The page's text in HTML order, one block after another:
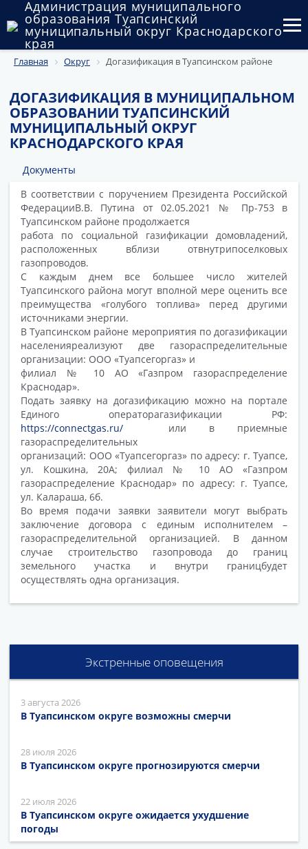
Администрация муниципального
образования Туапсинский
муниципальный округ Краснодарского
края
Округ
Администрация
Муниципальные закупки
Государственный и муниципальный контроль
Публичные слушания и общественные обсуждения
Документы
Главная Округ Догазификация в Туапсинском районе
ДОГАЗИФИКАЦИЯ В МУНИЦИПАЛЬНОМ
ОБРАЗОВАНИИ ТУАПСИНСКИЙ
МУНИЦИПАЛЬНЫЙ ОКРУГ
КРАСНОДАРСКОГО КРАЯ
Документы
В соответствии с поручением Президента Российской
ФедерацииВ.В. Путина от 02.05.2021 № Пр-753 в
Туапсинском районе продолжается
работа по социальной газификации домовладений,
расположенных вблизи отвнутрипоселковых
газопроводов.
С каждым днем все большее число жителей
Туапсинского района могут вполной мере оценить все
преимущества «голубого топлива» перед другими
источниками энергии.
В Туапсинском районе мероприятия по догазификации
населенияреализуют две газораспределительные
организации: ООО «Туапсегоргаз» и
филиал № 10 АО «Газпром газораспределение
Краснодар».
Подать заявку на догазификацию можно на портале
Единого операторагазификации РФ:
https://connectgas.ru/ или в приемные
газораспределительных
организаций: ООО «Туапсегоргаз» по адресу: г. Туапсе,
ул. Кошкина, 20А; филиал № 10 АО «Газпром
газораспределение Краснодар» по адресу: г. Туапсе,
ул. Калараша, 6б.
Во время подачи заявки заявители могут выбрать
заключение договора с единым исполнителем –
газораспределительной организацией. В данном
случае строительство газопровода до границ
земельного участка и внутри границбудет
осуществлять одна организация.
Экстренные оповещения
3 августа 2026
В Туапсинском округе возможны смерчи
28 июля 2026
В Туапсинском округе прогнозируются смерчи
22 июля 2026
В Туапсинском округе ожидается ухудшение
погоды